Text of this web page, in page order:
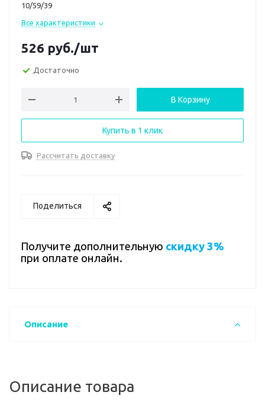
10/59/39
Все характеристики
526 руб./шт
Достаточно
В Корзину
Купить в 1 клик
Рассчитать доставку
Поделиться
Получите дополнительную скидку 3%
при оплате онлайн.
Описание
Описание товара